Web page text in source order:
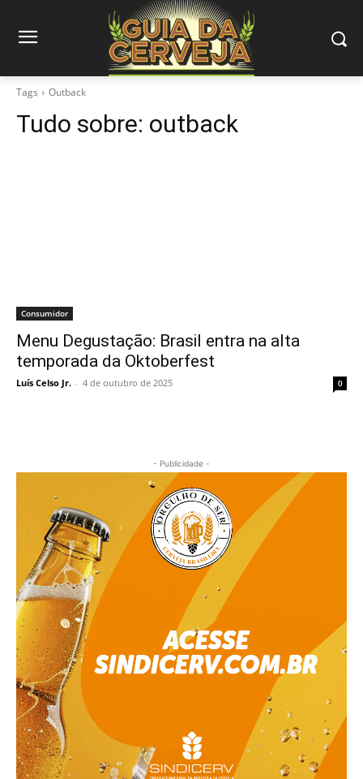
Tags Outback
Tudo sobre: outback
Consumidor
Menu Degustação: Brasil entra na alta
temporada da Oktoberfest
Luís Celso Jr. - 4 de outubro de 2025 0
- Publicidade -